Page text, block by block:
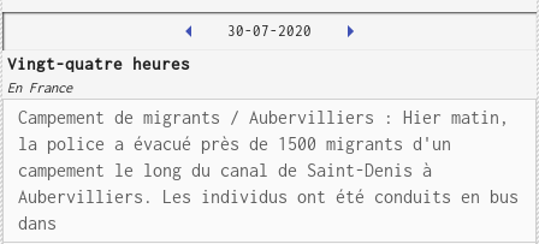
30-07-2020
Vingt-quatre heures
En France
Campement de migrants / Aubervilliers : Hier matin,
la police a évacué près de 1500 migrants d'un
campement le long du canal de Saint-Denis à
Aubervilliers. Les individus ont été conduits en bus
dans